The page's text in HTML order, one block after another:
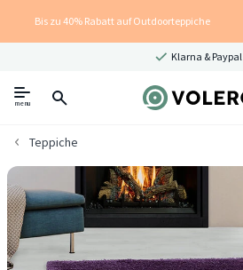
Bis zu 40% Rabatt auf Outdoorteppiche
Klarna & Paypal
menu
Teppiche